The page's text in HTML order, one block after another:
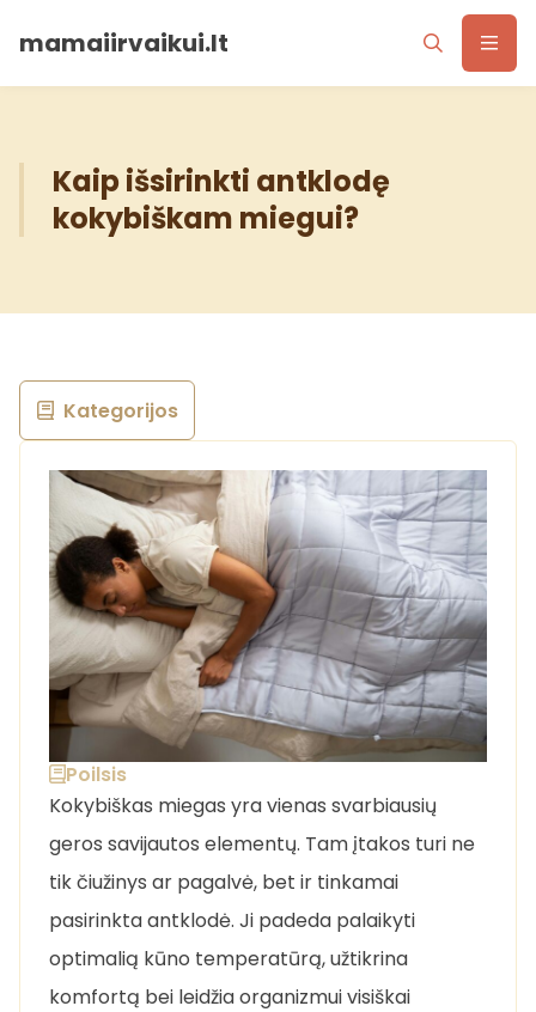
mamaiirvaikui.lt
Kaip išsirinkti antklodę
kokybiškam miegui?
Poilsis
Kokybiškas miegas yra vienas svarbiausių
geros savijautos elementų. Tam įtakos turi ne
tik čiužinys ar pagalvė, bet ir tinkamai
pasirinkta antklodė. Ji padeda palaikyti
optimalią kūno temperatūrą, užtikrina
komfortą bei leidžia organizmui visiškai
Kategorijos